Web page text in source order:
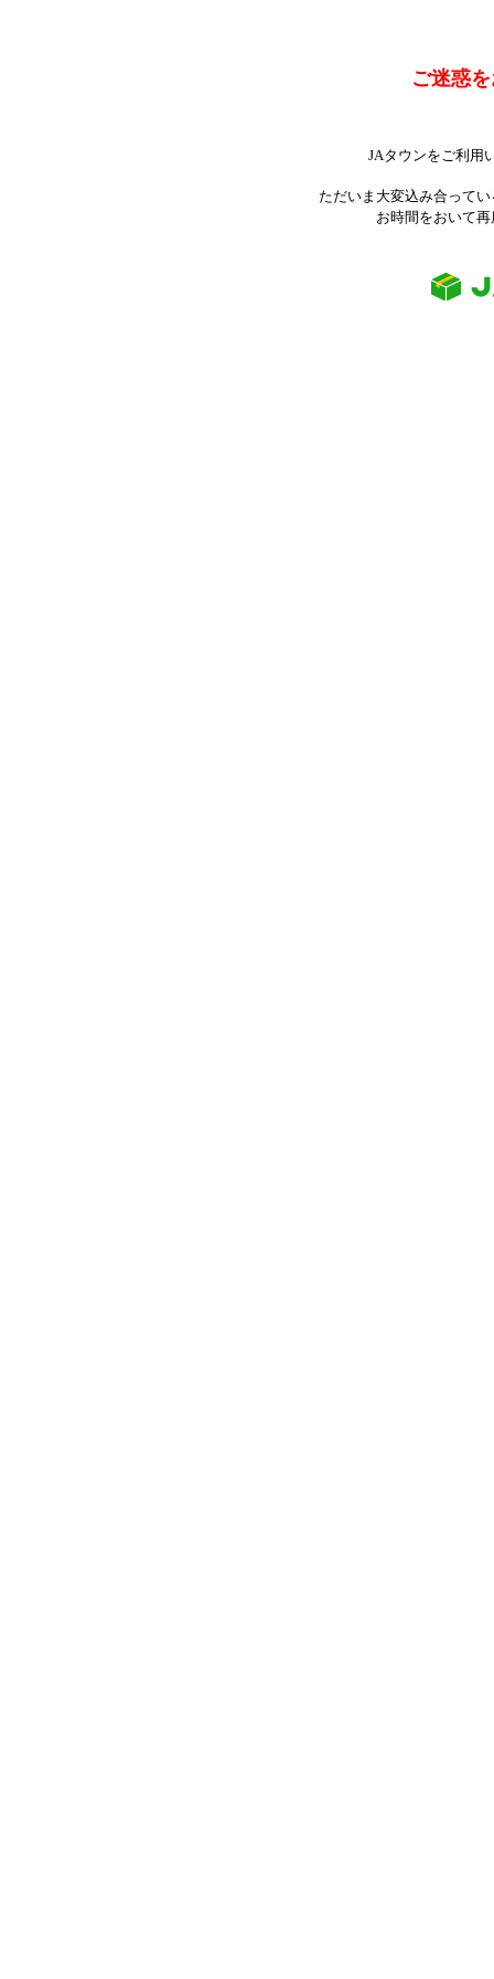
ご迷惑
JAタウンをご利用
ただいま大変込み合って
お時間をおいて